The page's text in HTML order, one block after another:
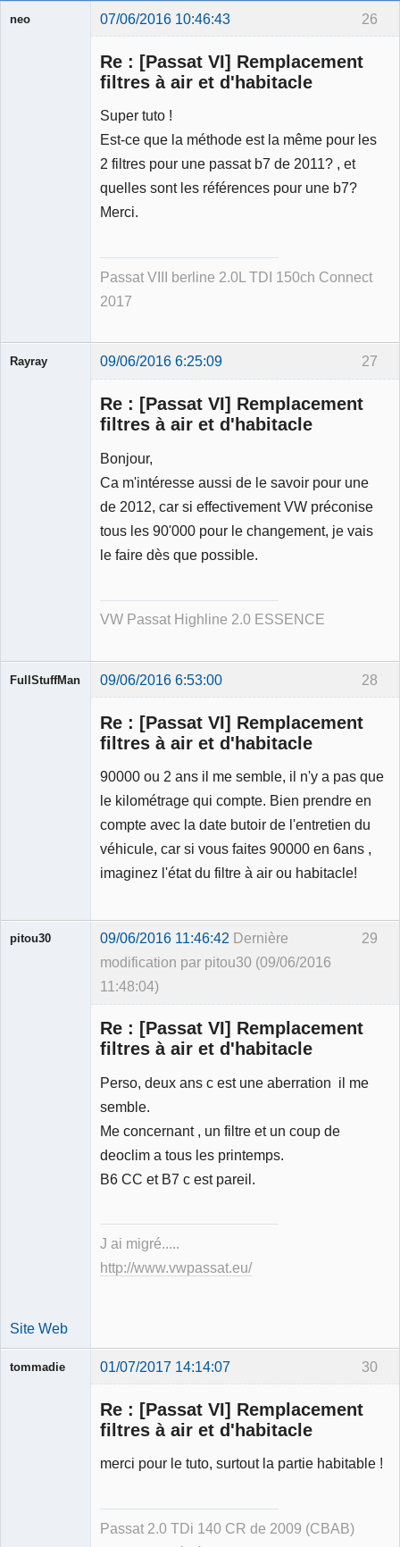
26
neo 07/06/2016 10:46:43
Re : [Passat VI] Remplacement
filtres à air et d'habitacle
Super tuto !
Est-ce que la méthode est la même pour les
2 filtres pour une passat b7 de 2011? , et
quelles sont les références pour une b7?
Merci.
Passat VIII berline 2.0L TDI 150ch Connect
2017
27
Rayray 09/06/2016 6:25:09
Re : [Passat VI] Remplacement
filtres à air et d'habitacle
Bonjour,
Ca m'intéresse aussi de le savoir pour une
de 2012, car si effectivement VW préconise
tous les 90'000 pour le changement, je vais
le faire dès que possible.
VW Passat Highline 2.0 ESSENCE
28
FullStuffMan 09/06/2016 6:53:00
Re : [Passat VI] Remplacement
filtres à air et d'habitacle
90000 ou 2 ans il me semble, il n'y a pas que
le kilométrage qui compte. Bien prendre en
compte avec la date butoir de l'entretien du
véhicule, car si vous faites 90000 en 6ans ,
imaginez l'état du filtre à air ou habitacle!
29
pitou30 09/06/2016 11:46:42 Dernière
modification par pitou30 (09/06/2016
11:48:04)
Re : [Passat VI] Remplacement
filtres à air et d'habitacle
Perso, deux ans c est une aberration il me
semble.
Me concernant , un filtre et un coup de
deoclim a tous les printemps.
B6 CC et B7 c est pareil.
J ai migré.....
http://www.vwpassat.eu/
Site Web
30
tommadie 01/07/2017 14:14:07
Re : [Passat VI] Remplacement
filtres à air et d'habitacle
merci pour le tuto, surtout la partie habitable !
Passat 2.0 TDi 140 CR de 2009 (CBAB)